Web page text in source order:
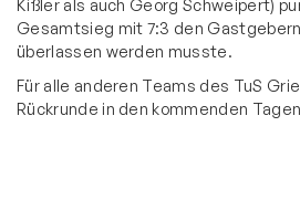
Kißler als auch Georg Schweipert)
Gesamtsieg mit 7:3 den
überlassen werden musste.
Für alle anderen Teams des TuS
Rückrunde in den kommenden